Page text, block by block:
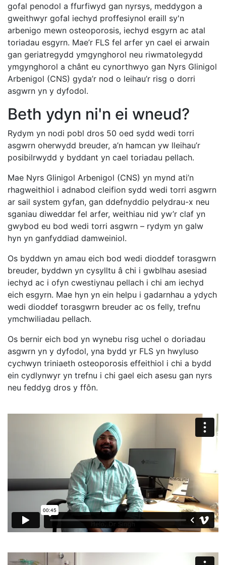
gofal penodol a ffurfiwyd gan nyrsys, meddygon a
gweithwyr gofal iechyd proffesiynol eraill sy'n
arbenigo mewn osteoporosis, iechyd esgyrn ac atal
toriadau esgyrn. Mae’r FLS fel arfer yn cael ei arwain
gan geriatregydd ymgynghorol neu riwmatolegydd
ymgynghorol a chânt eu cynorthwyo gan Nyrs Glinigol
Arbenigol (CNS) gyda’r nod o leihau’r risg o dorri
asgwrn yn y dyfodol.
Beth ydyn ni'n ei wneud?
Rydym yn nodi pobl dros 50 oed sydd wedi torri
asgwrn oherwydd breuder, a’n hamcan yw lleihau’r
posibilrwydd y byddant yn cael toriadau pellach.
Mae Nyrs Glinigol Arbenigol (CNS) yn mynd ati’n
rhagweithiol i adnabod cleifion sydd wedi torri asgwrn
ar sail system gyfan, gan ddefnyddio pelydrau-x neu
sganiau diweddar fel arfer, weithiau nid yw’r claf yn
gwybod eu bod wedi torri asgwrn – rydym yn galw
hyn yn ganfyddiad damweiniol.
Os byddwn yn amau eich bod wedi dioddef torasgwrn
breuder, byddwn yn cysylltu â chi i gwblhau asesiad
iechyd ac i ofyn cwestiynau pellach i chi am iechyd
eich esgyrn. Mae hyn yn ein helpu i gadarnhau a ydych
wedi dioddef torasgwrn breuder ac os felly, trefnu
ymchwiliadau pellach.
Os bernir eich bod yn wynebu risg uchel o doriadau
asgwrn yn y dyfodol, yna bydd yr FLS yn hwyluso
cychwyn triniaeth osteoporosis effeithiol i chi a bydd
ein cydlynwyr yn trefnu i chi gael eich asesu gan nyrs
neu feddyg dros y ffôn.